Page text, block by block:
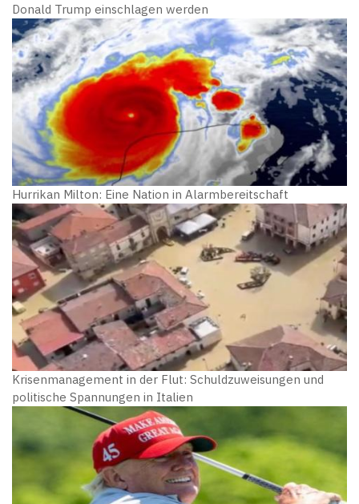
Donald Trump einschlagen werden
Hurrikan Milton: Eine Nation in Alarmbereitschaft
Krisenmanagement in der Flut: Schuldzuweisungen und
politische Spannungen in Italien